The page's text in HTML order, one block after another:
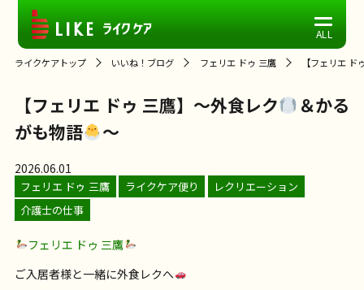
ライクケアトップ いいね！ブログ フェリエ ドゥ 三鷹 【フェリエ
【フェリエ ドゥ 三鷹】～外食レク
＆かる
がも物語
～
2026.06.01
フェリエ ドゥ 三鷹 ライクケア便り
レクリエーション
介護士の仕事
フェリエ ドゥ 三鷹
ご入居者様と一緒に外食レクへ